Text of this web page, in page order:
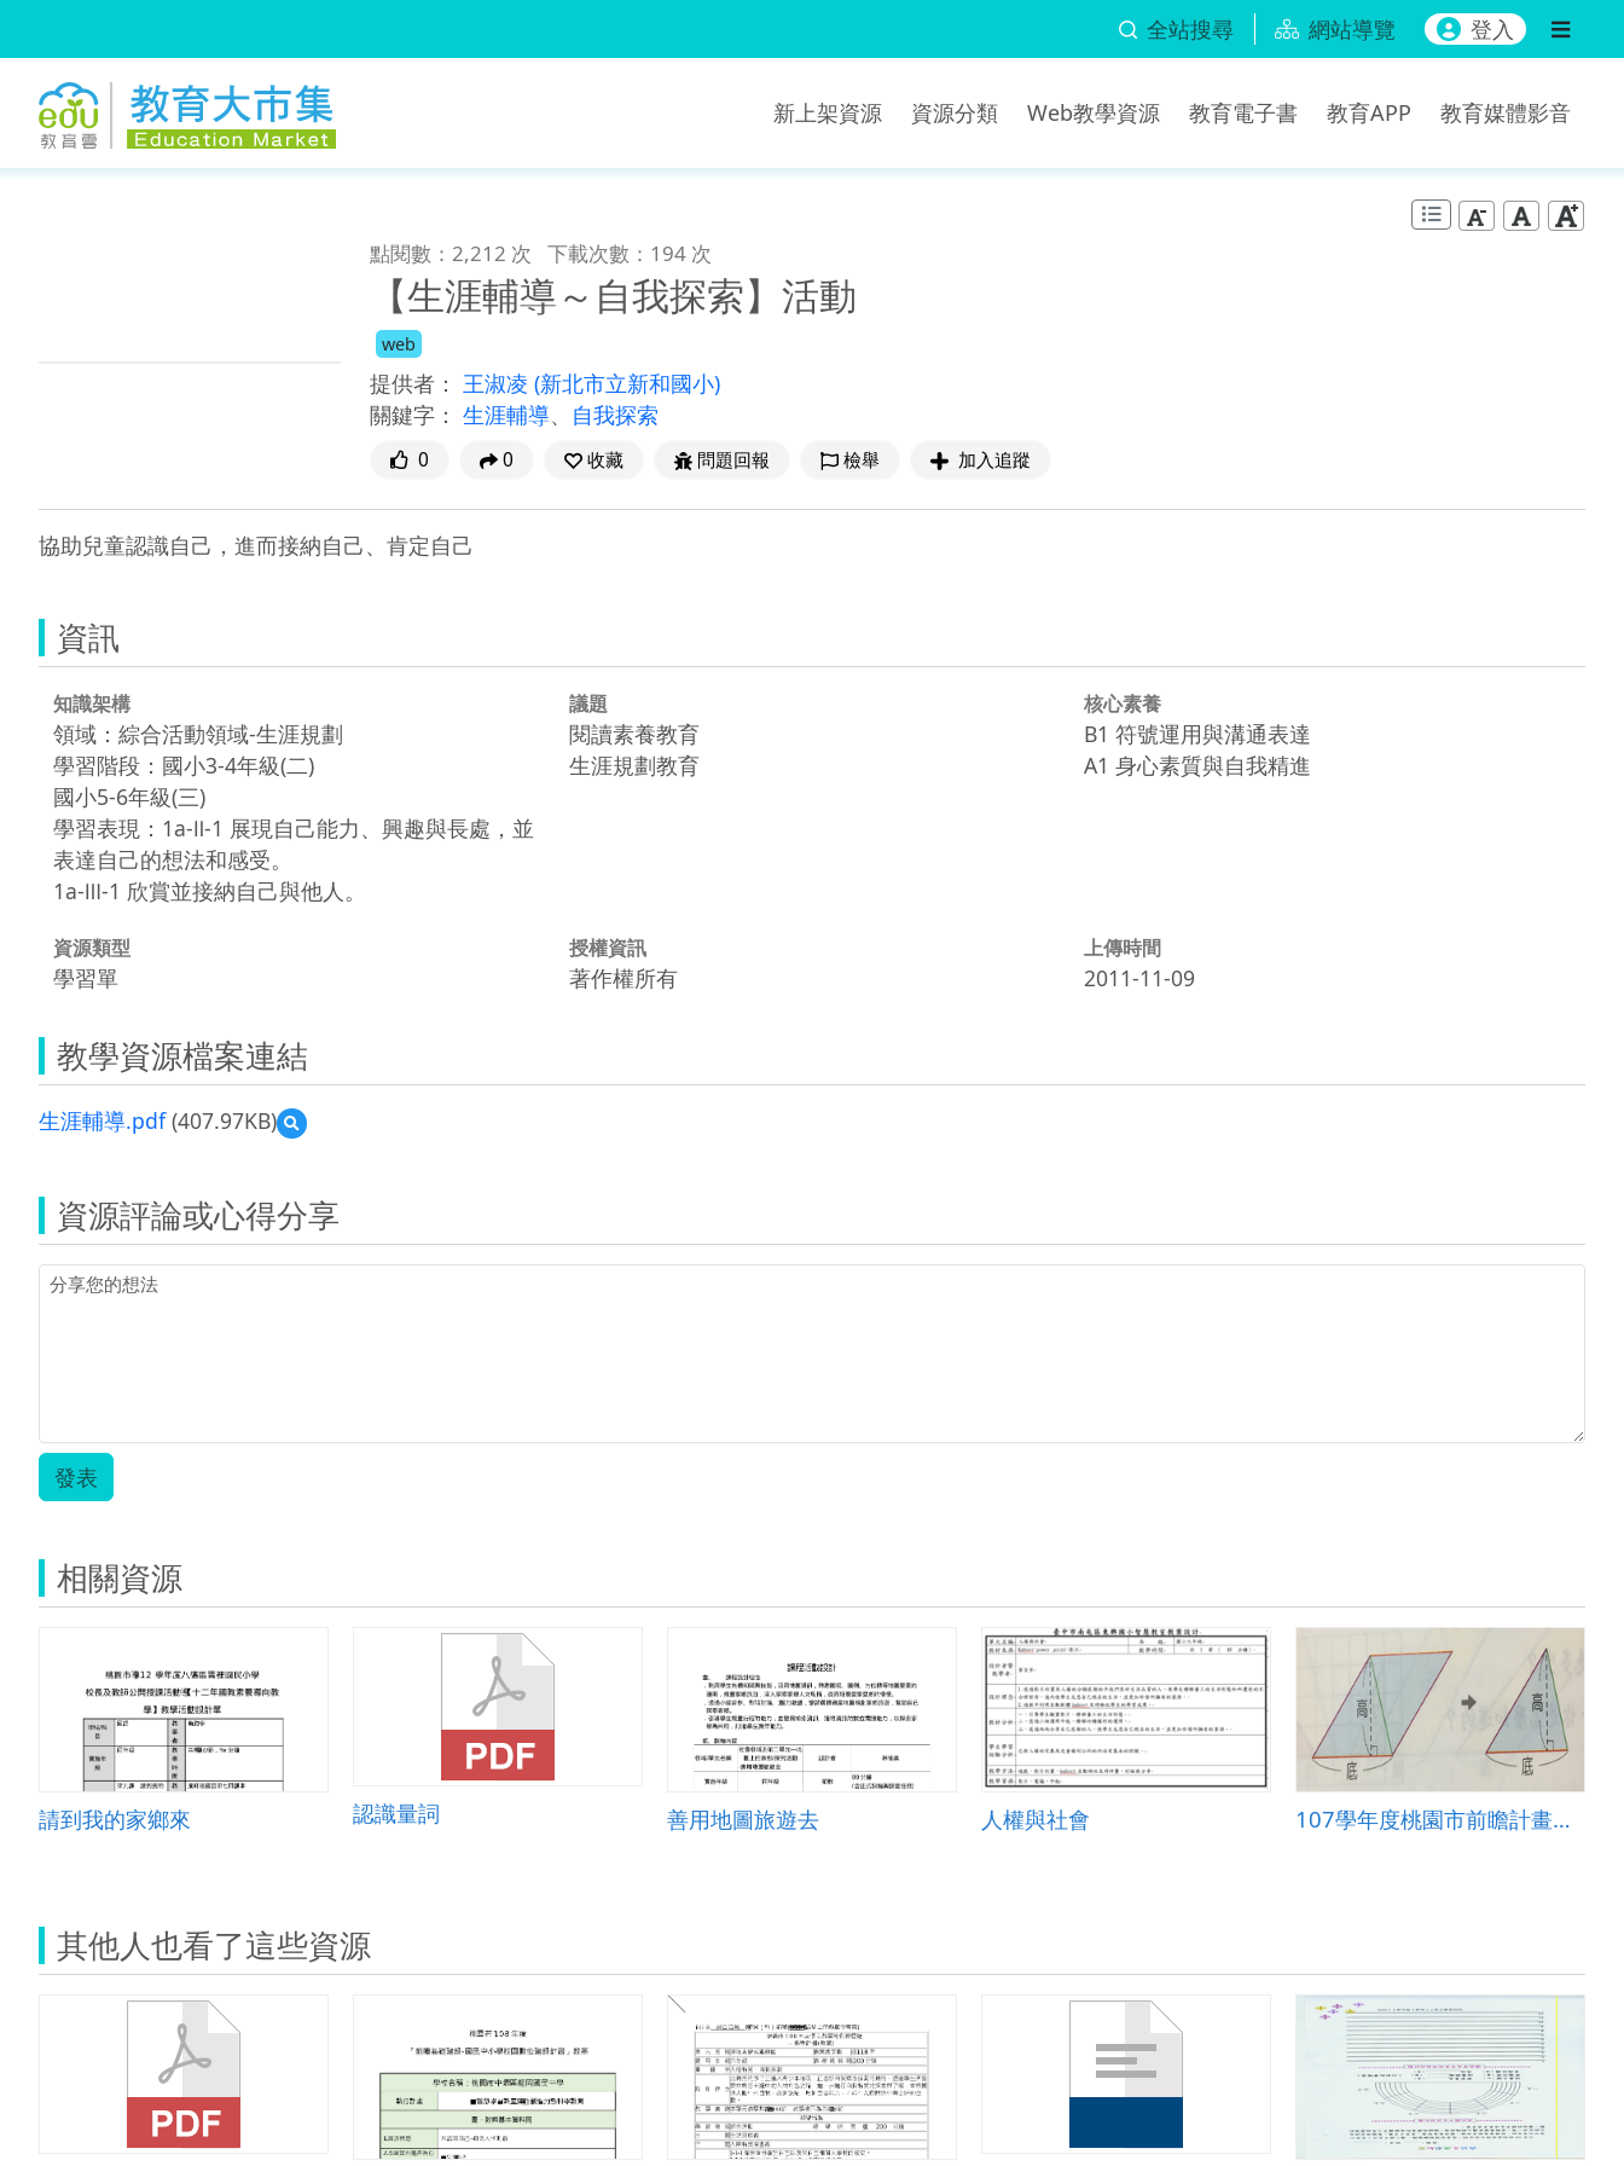
全站搜尋 網站導覽 登入
新上架資源 資源分類 Web教學資源 教育電子書 教育APP 教育媒體影音
點閱數：2,212 次 下載次數：194 次
【生涯輔導～自我探索】活動
web
提供者： 王淑凌 (新北市立新和國小)
關鍵字： 生涯輔導、 自我探索
0 0 收藏 問題回報 檢舉 加入追蹤
協助兒童認識自己，進而接納自己、肯定自己
資訊
知識架構
領域：綜合活動領域-生涯規劃
學習階段：國小3-4年級(二)
國小5-6年級(三)
學習表現：1a-Ⅱ-1 展現自己能力、興趣與長處，並
表達自己的想法和感受。
1a-Ⅲ-1 欣賞並接納自己與他人。
議題
閱讀素養教育
生涯規劃教育
核心素養
B1 符號運用與溝通表達
A1 身心素質與自我精進
資源類型
學習單
授權資訊
著作權所有
上傳時間
2011-11-09
教學資源檔案連結
生涯輔導.pdf(407.97KB)
預
覽
輔
導.pdf
資源評論或心得分享
發表
相關資源
請到我的家鄉來 認識量詞 善用地圖旅遊去 人權與社會 107學年度桃園市前瞻計畫之智慧學習教室教案
其他人也看了這些資源